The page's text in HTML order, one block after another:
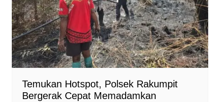
Temukan Hotspot, Polsek Rakumpit
Bergerak Cepat Memadamkan